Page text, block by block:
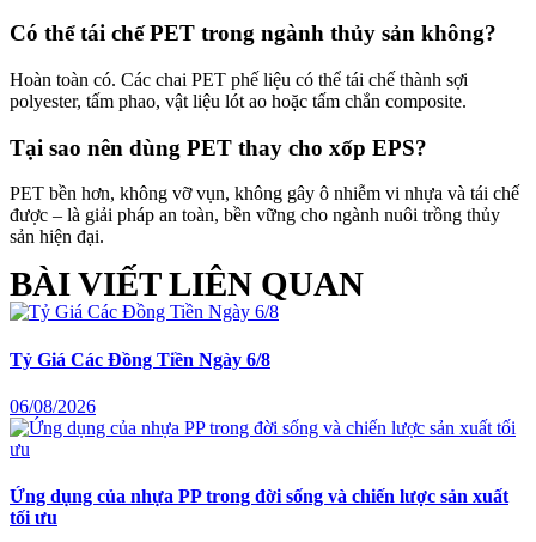
Có thể tái chế PET trong ngành thủy sản không?
Hoàn toàn có. Các chai PET phế liệu có thể tái chế thành sợi
polyester, tấm phao, vật liệu lót ao hoặc tấm chắn composite.
Tại sao nên dùng PET thay cho xốp EPS?
PET bền hơn, không vỡ vụn, không gây ô nhiễm vi nhựa và tái chế
được – là giải pháp an toàn, bền vững cho ngành nuôi trồng thủy
sản hiện đại.
BÀI VIẾT LIÊN QUAN
Tỷ Giá Các Đồng Tiền Ngày 6/8
06/08/2026
Ứng dụng của nhựa PP trong đời sống và chiến lược sản xuất
tối ưu